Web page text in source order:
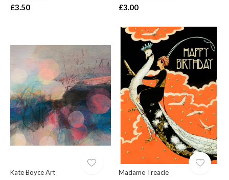
£3.50
£3.00
Kate Boyce Art Madame Treacle